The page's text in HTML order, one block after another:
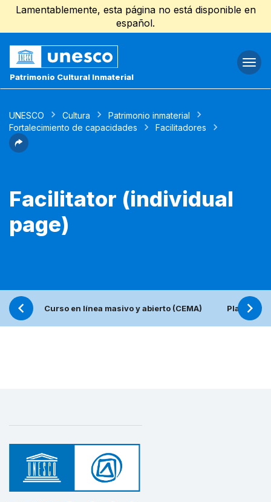
Lamentablemente, esta página no está disponible en
español.
Patrimonio Cultural Inmaterial
UNESCO Cultura
Patrimonio inmaterial
Fortalecimiento de capacidades
Facilitadores
Facilitator (individual
page)
Curso en línea masivo y abierto (CEMA)